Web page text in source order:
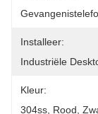
Installeer:
Industriële
Kleur:
304ss, Rood,